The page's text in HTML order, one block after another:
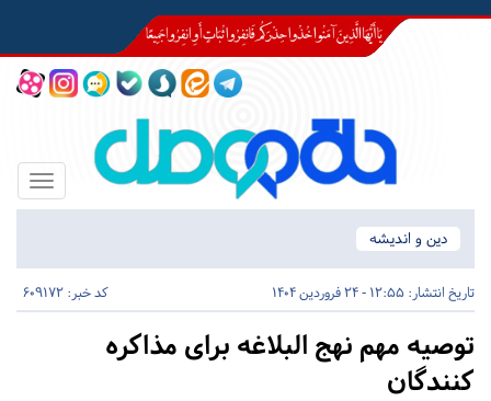
Toggle
دین و اندیشه
تاریخ انتشار: 12:55 - 24 فروردین 1404 کد خبر: 609172
توصیه مهم نهج البلاغه برای مذاکره
کنندگان